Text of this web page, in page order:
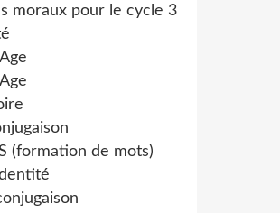
moraux pour le cycle 3
(formation de mots)